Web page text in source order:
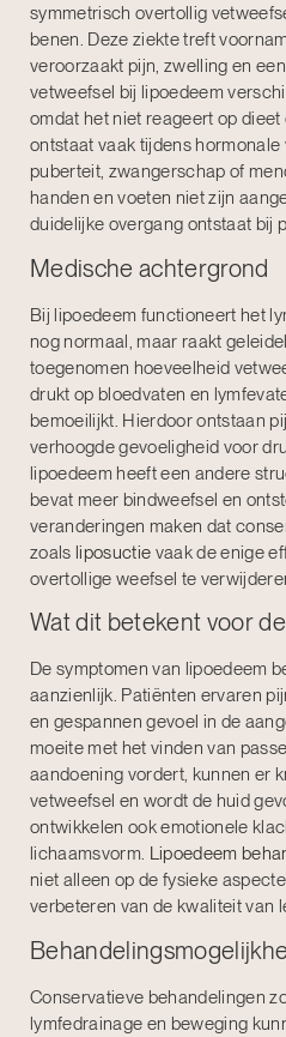
symmetrisch overtollig
benen. Deze ziekte treft
veroorzaakt pijn, zwelling en
vetweefsel bij lipoedeem
omdat het niet reageert op
ontstaat vaak tijdens
puberteit, zwangerschap of
handen en voeten niet zijn
duidelijke overgang ontstaat bij
Medische achtergrond
Bij lipoedeem functioneert het
nog normaal, maar raakt
toegenomen hoeveelheid
drukt op bloedvaten en
bemoeilijkt. Hierdoor ontstaan
verhoogde gevoeligheid voor
lipoedeem heeft een andere
bevat meer bindweefsel en
veranderingen maken dat
zoals liposuctie vaak de enige
overtollige weefsel te
Wat dit betekent voor
De symptomen van lipoedeem
aanzienlijk. Patiënten ervaren
en gespannen gevoel in de
moeite met het vinden van
aandoening vordert, kunnen er
vetweefsel en wordt de huid
ontwikkelen ook emotionele
lichaamsvorm. Lipoedeem
niet alleen op de fysieke
verbeteren van de kwaliteit van
Conservatieve behandelingen
lymfedrainage en beweging